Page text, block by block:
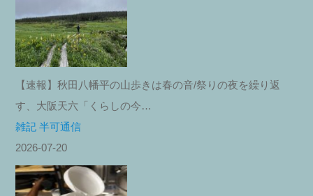
【速報】秋田八幡平の山歩きは春の音/祭りの夜を繰り返
す、大阪天六「くらしの今…
雑記 半可通信
2026-07-20